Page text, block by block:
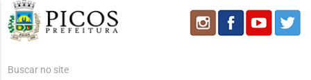
Buscar no site